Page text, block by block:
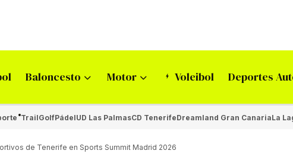
Baloncesto Motor Voleibol Deportes
TrailGolfPádelUD Las PalmasCD TenerifeDreamland Gran CanariaLa
de Tenerife en Sports Summit Madrid 2026